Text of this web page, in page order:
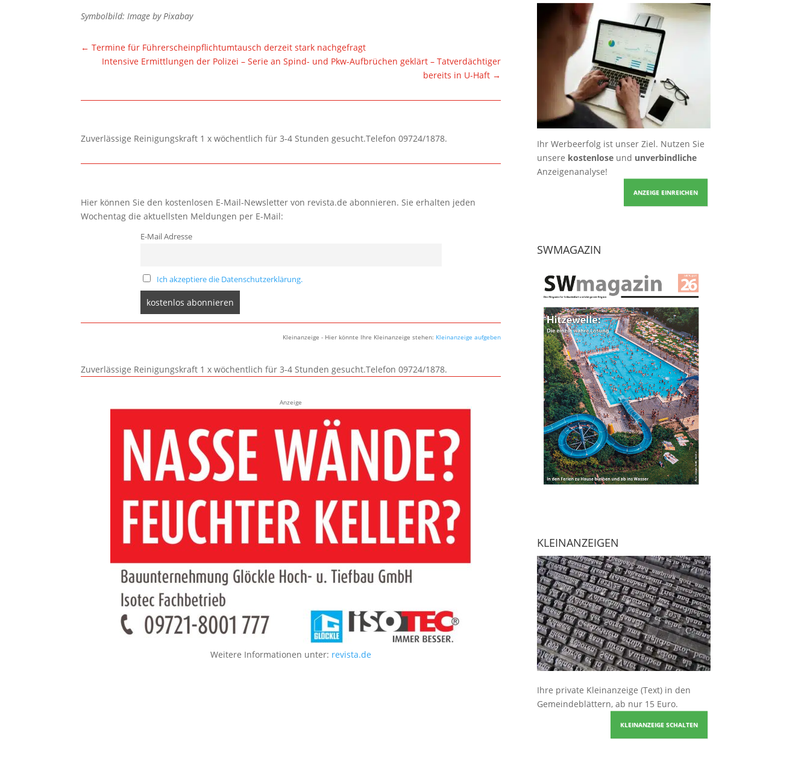
Symbolbild: Image by Pixabay
←Termine für Führerscheinpflichtumtausch derzeit stark nachgefragt
Intensive Ermittlungen der Polizei – Serie an Spind- und Pkw-Aufbrüchen geklärt – Tatverdächtiger
bereits in U-Haft →
Zuverlässige Reinigungskraft 1 x wöchentlich für 3-4 Stunden gesucht.Telefon 09724/1878.
Hier können Sie den kostenlosen E-Mail-Newsletter von revista.de abonnieren. Sie erhalten jeden
Wochentag die aktuellsten Meldungen per E-Mail:
E-Mail Adresse
Ich akzeptiere die Datenschutzerklärung.
Kleinanzeige - Hier könnte Ihre Kleinanzeige stehen: Kleinanzeige aufgeben
Zuverlässige Reinigungskraft 1 x wöchentlich für 3-4 Stunden gesucht.Telefon 09724/1878.
Anzeige
Weitere Informationen unter: revista.de
Ihr Werbeerfolg ist unser Ziel. Nutzen Sie
unsere kostenloseund unverbindliche
Anzeigenanalyse!
ANZEIGE EINREICHEN
SWMAGAZIN
KLEINANZEIGEN
Ihre private Kleinanzeige (Text) in den
Gemeindeblättern, ab nur 15 Euro.
KLEINANZEIGE SCHALTEN